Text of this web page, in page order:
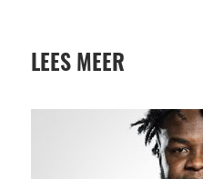
LEES MEER